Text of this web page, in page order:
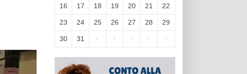
16 17 18 19 20 21 22
23 24 25 26 27 28 29
30 31 · · · · ·